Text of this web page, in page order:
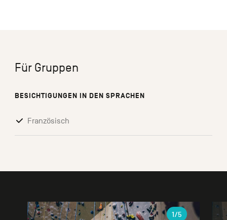
Für Gruppen
BESICHTIGUNGEN IN DEN SPRACHEN
Französisch
Galerie
1/5